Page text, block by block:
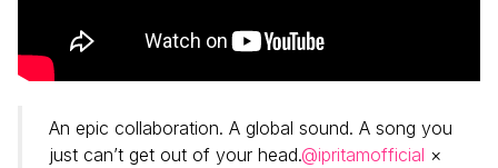
An epic collaboration. A global sound. A song you
just can’t get out of your head.@ipritamofficial ×